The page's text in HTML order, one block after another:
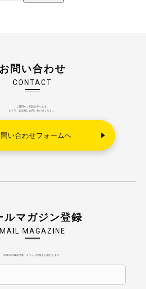
お問い合わせ
CONTACT
ご質問やご相談を承ります。
どうぞ、お気軽にお問い合わせください。
い合わせフォームへ
ルマガジン登録
MAIL MAGAZINE
町田市の最新情報・イベント情報をお届けします。